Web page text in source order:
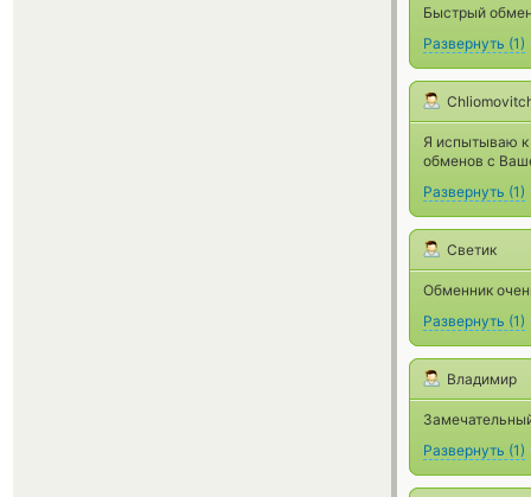
Быстрый
Развернуть (1)
Я испытываю к
обменов с
Развернуть (1)
Светик
Обменник
Развернуть (1)
Владимир
Развернуть (1)